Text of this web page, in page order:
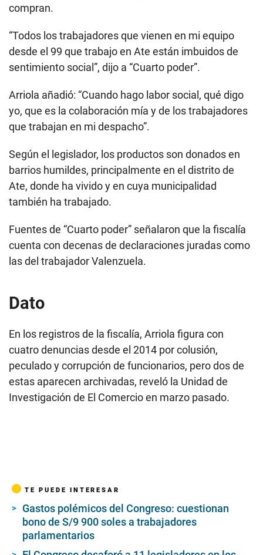
compran.
“Todos los trabajadores que vienen en mi equipo
desde el 99 que trabajo en Ate están imbuidos de
sentimiento social”, dijo a “Cuarto poder”.
Arriola añadió: “Cuando hago labor social, qué digo
yo, que es la colaboración mía y de los trabajadores
que trabajan en mi despacho”.
Según el legislador, los productos son donados en
barrios humildes, principalmente en el distrito de
Ate, donde ha vivido y en cuya municipalidad
también ha trabajado.
Fuentes de “Cuarto poder” señalaron que la fiscalía
cuenta con decenas de declaraciones juradas como
las del trabajador Valenzuela.
Dato
En los registros de la fiscalía, Arriola figura con
cuatro denuncias desde el 2014 por colusión,
peculado y corrupción de funcionarios, pero dos de
estas aparecen archivadas, reveló la Unidad de
Investigación de El Comercio en marzo pasado.
TE PUEDE INTERESAR
Gastos polémicos del Congreso: cuestionan
bono de S/9 900 soles a trabajadores
parlamentarios